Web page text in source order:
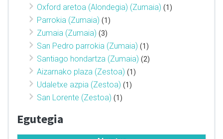
Oxford aretoa (Alondegia) (Zumaia) (1)
Parrokia (Zumaia) (1)
Zumaia (Zumaia) (3)
San Pedro parrokia (Zumaia) (1)
Santiago hondartza (Zumaia) (2)
Aizarnako plaza (Zestoa) (1)
Udaletxe azpia (Zestoa) (1)
San Lorente (Zestoa) (1)
Egutegia